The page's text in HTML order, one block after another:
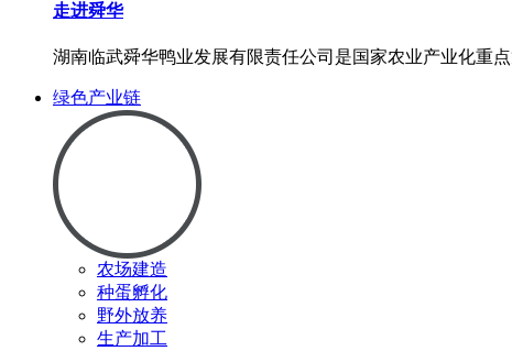
走进舜华
湖南临武舜华鸭业发展有限责任公司是国家农业产业化重
绿色产业链
农场建造
种蛋孵化
野外放养
生产加工